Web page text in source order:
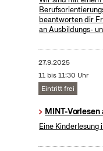
beantworten dir
an Ausbildungs-
27.9.2025
11 bis 11:30 Uhr
Eintritt frei
MINT-
Eine